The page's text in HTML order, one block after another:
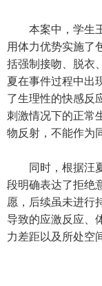
本案中，学生王
用体力优势实施了
括强制接吻、脱衣
夏在事件过程中出
了生理性的快感反
刺激情况下的正常
物反射，不能作为
同时，根据汪夏
段明确表达了拒绝
愿，后续虽未进行
导致的应激反应、
力差距以及所处空